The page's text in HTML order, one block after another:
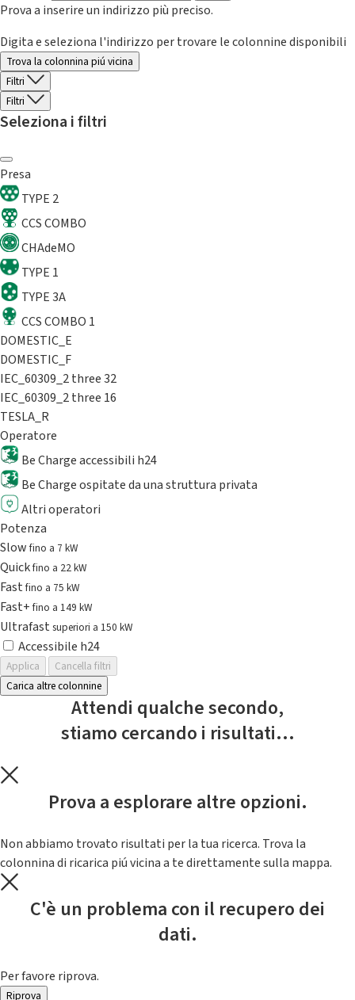
Prova a inserire un indirizzo più preciso.
Digita e seleziona l'indirizzo per trovare le colonnine disponibili
Trova la colonnina piú vicina
Filtri
Filtri
Seleziona i filtri
Presa
TYPE 2
CCS COMBO
CHAdeMO
TYPE 1
TYPE 3A
CCS COMBO 1
DOMESTIC_E
DOMESTIC_F
IEC_60309_2 three 32
IEC_60309_2 three 16
TESLA_R
Operatore
Be Charge accessibili h24
Be Charge ospitate da una struttura privata
Altri operatori
Potenza
Slowfino a 7 kW
Quickfino a 22 kW
Fastfino a 75 kW
Fast+fino a 149 kW
Ultrafast superiori a 150 kW
Accessibile h24
Applica
Cancella filtri
Carica altre colonnine
Attendi qualche secondo,
stiamo cercando i risultati...
Prova a esplorare altre opzioni.
Non abbiamo trovato risultati per la tua ricerca. Trova la
colonnina di ricarica piú vicina a te direttamente sulla mappa.
C'è un problema con il recupero dei
dati.
Per favore riprova.
Riprova